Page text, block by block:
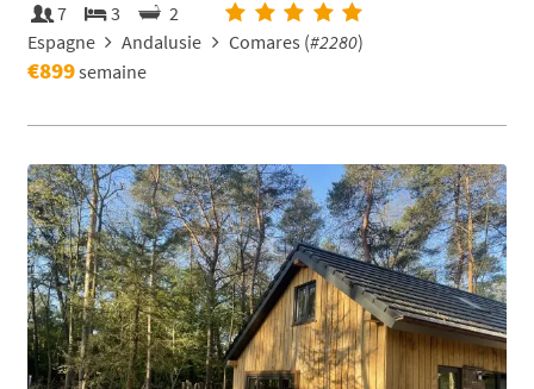
7 3
2
Espagne
Andalusie Comares (#2280)
€899semaine